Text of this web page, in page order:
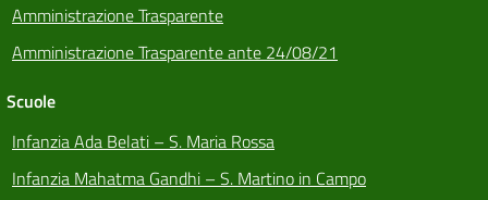
Amministrazione Trasparente
Amministrazione Trasparente ante 24/08/21
Scuole
Infanzia Ada Belati – S. Maria Rossa
Infanzia Mahatma Gandhi – S. Martino in Campo